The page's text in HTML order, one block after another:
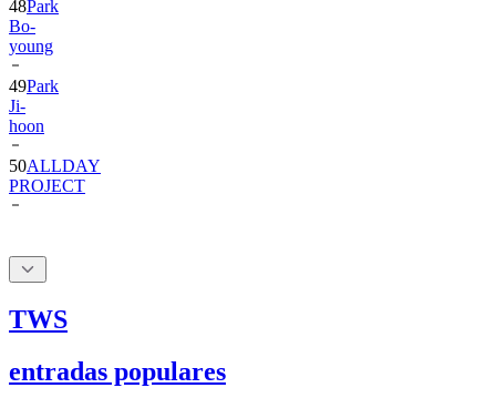
young
49Park
Ji-
hoon
50ALLDAY
PROJECT
TWS
entradas populares